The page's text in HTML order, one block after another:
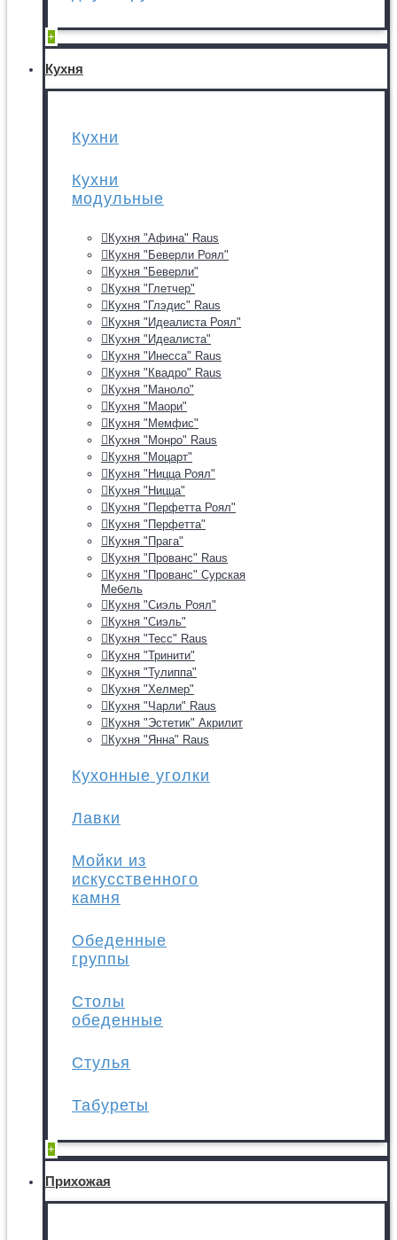
+
Кухня
Кухни
Кухни
модульные
Кухня "Афина" Raus
Кухня "Беверли Роял"
Кухня "Беверли"
Кухня "Глетчер"
Кухня "Глэдис" Raus
Кухня "Идеалиста Роял"
Кухня "Идеалиста"
Кухня "Инесса" Raus
Кухня "Квадро" Raus
Кухня "Маноло"
Кухня "Маори"
Кухня "Мемфис"
Кухня "Монро" Raus
Кухня "Моцарт"
Кухня "Ницца Роял"
Кухня "Ницца"
Кухня "Перфетта Роял"
Кухня "Перфетта"
Кухня "Прага"
Кухня "Прованс" Raus
Кухня "Прованс" Сурская
Мебель
Кухня "Сиэль Роял"
Кухня "Сиэль"
Кухня "Тесс" Raus
Кухня "Тринити"
Кухня "Тулиппа"
Кухня "Хелмер"
Кухня "Чарли" Raus
Кухня "Эстетик" Акрилит
Кухня "Янна" Raus
Кухонные уголки
Лавки
Мойки из
искусственного
камня
Обеденные
группы
Столы
обеденные
Стулья
Табуреты
+
Прихожая